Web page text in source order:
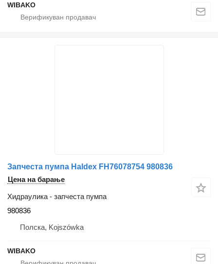
WIBAKO
Запчеста пумпа Haldex FH76078754 980836
Цена на барање
Хидраулика - запчеста пумпа
980836
Полска, Kojszówka
WIBAKO